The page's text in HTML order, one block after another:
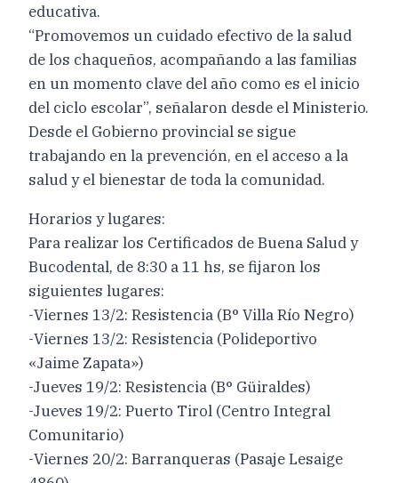
educativa.
“Promovemos un cuidado efectivo de la salud
de los chaqueños, acompañando a las familias
en un momento clave del año como es el inicio
del ciclo escolar”, señalaron desde el Ministerio.
Desde el Gobierno provincial se sigue
trabajando en la prevención, en el acceso a la
salud y el bienestar de toda la comunidad.
Horarios y lugares:
Para realizar los Certificados de Buena Salud y
Bucodental, de 8:30 a 11 hs, se fijaron los
siguientes lugares:
-Viernes 13/2: Resistencia (B° Villa Río Negro)
-Viernes 13/2: Resistencia (Polideportivo
«Jaime Zapata»)
-Jueves 19/2: Resistencia (B° Güiraldes)
-Jueves 19/2: Puerto Tirol (Centro Integral
Comunitario)
-Viernes 20/2: Barranqueras (Pasaje Lesaige